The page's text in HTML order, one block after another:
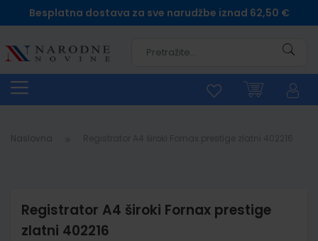
Besplatna dostava za sve narudžbe iznad 62,50 €
Naslovna
Registrator A4 široki Fornax prestige
zlatni 402216